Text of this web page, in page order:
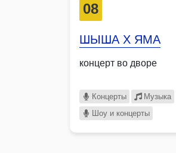
08
ШЫША Х ЯМА
концерт во дворе
Концерты
Музыка
Шоу и концерты